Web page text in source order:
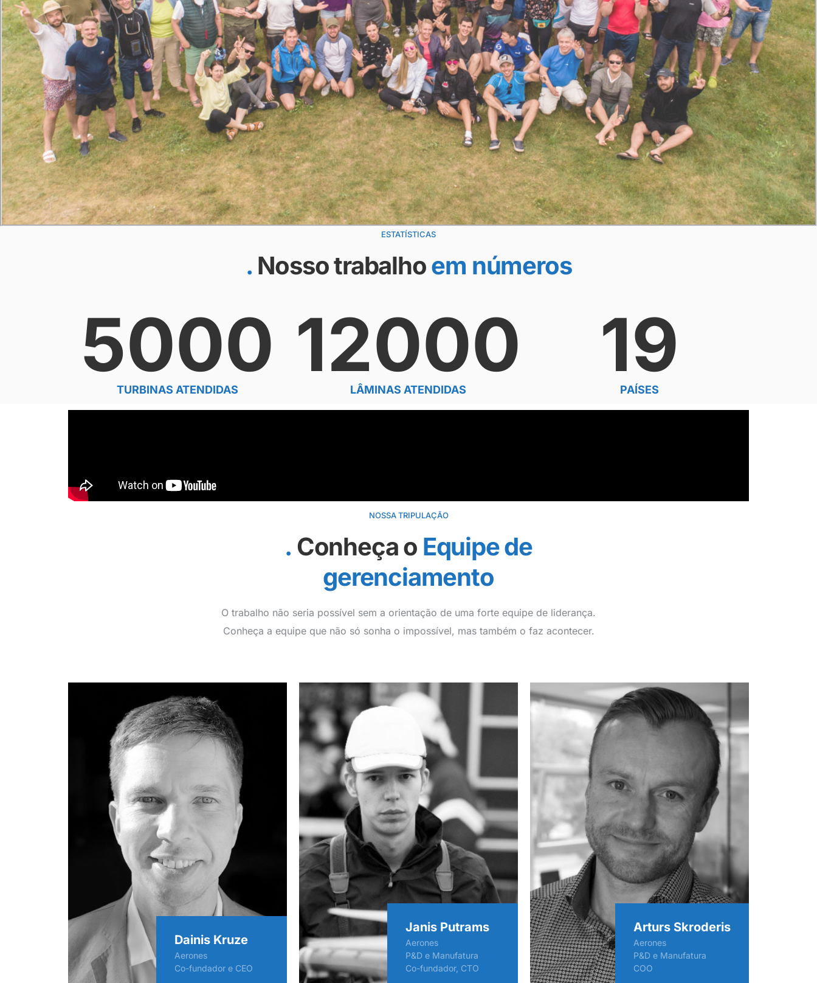
ESTATÍSTICAS
Nosso trabalhoem números
5000
TURBINAS ATENDIDAS
12000
LÂMINAS ATENDIDAS
19
PAÍSES
NOSSA TRIPULAÇÃO
Conheça o Equipe de
gerenciamento
O trabalho não seria possível sem a orientação de uma forte equipe de liderança.
Conheça a equipe que não só sonha o impossível, mas também o faz acontecer.
Dainis Kruze
Aerones
Co-fundador e CEO
Janis Putrams
Aerones
P&D e Manufatura
Co-fundador, CTO
Arturs Skroderis
Aerones
P&D e Manufatura
COO